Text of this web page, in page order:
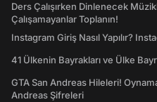
Ders Çalışırken Dinlenecek
Çalışamayanlar Toplanın!
Instagram Giriş Nasıl Yapılır?
41 Ülkenin Bayrakları ve Ülke
GTA San Andreas Hileleri!
Andreas Şifreleri